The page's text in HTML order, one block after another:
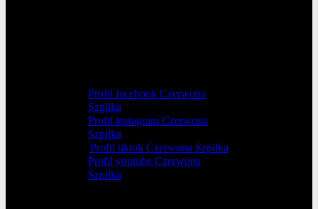
Profil facebook Czerwona
Szpilka
Profil instagram Czerwona
Szpilka
Profil tiktok Czerwona Szpilka
Profil youtube Czerwona
Szpilka